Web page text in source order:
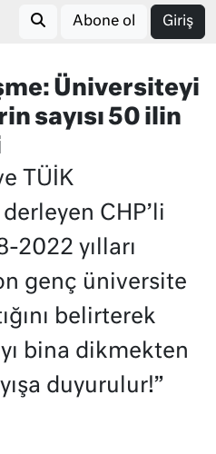
Abone ol Giriş
Üniversiteyi
sayısı 50 ilin
TÜİK
CHP’li
2022 yılları
genç üniversite
belirterek
bina dikmekten
duyurulur!”